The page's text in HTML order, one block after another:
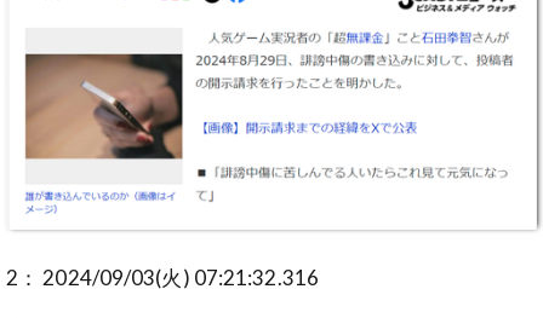
2： 2024/09/03(火) 07:21:32.316